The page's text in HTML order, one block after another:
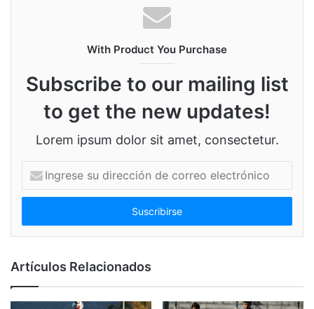
With Product You Purchase
Subscribe to our mailing list
to get the new updates!
Lorem ipsum dolor sit amet, consectetur.
g
e
s
u
d
Artículos Relacionados